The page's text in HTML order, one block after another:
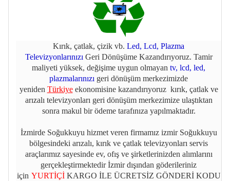
Kırık, çatlak, çizik vb. Led, Lcd, Plazma
Televizyonlarınızı Geri Dönüşüme Kazandırıyoruz. Tamir
maliyeti yüksek, değişime uygun olmayan tv, lcd, led,
plazmalarınızı geri dönüşüm merkezimizde
yeniden Türkiyeekonomisine kazandırıyoruz kırık, çatlak ve
arızalı televizyonları geri dönüşüm merkezimize ulaştıktan
sonra makul bir ödeme tarafınıza yapılmaktadır.
İzmirde Soğukkuyu hizmet veren firmamız izmir Soğukkuyu
bölgesindeki arızalı, kırık ve çatlak televizyonları servis
araçlarımız sayesinde ev, ofış ve şirketlerinizden alımlarını
gerçekleştirmektedir İzmir dışından göderileriniz
için YURTİÇİ KARGO İLE ÜCRETSİZ GÖNDERİ KODU